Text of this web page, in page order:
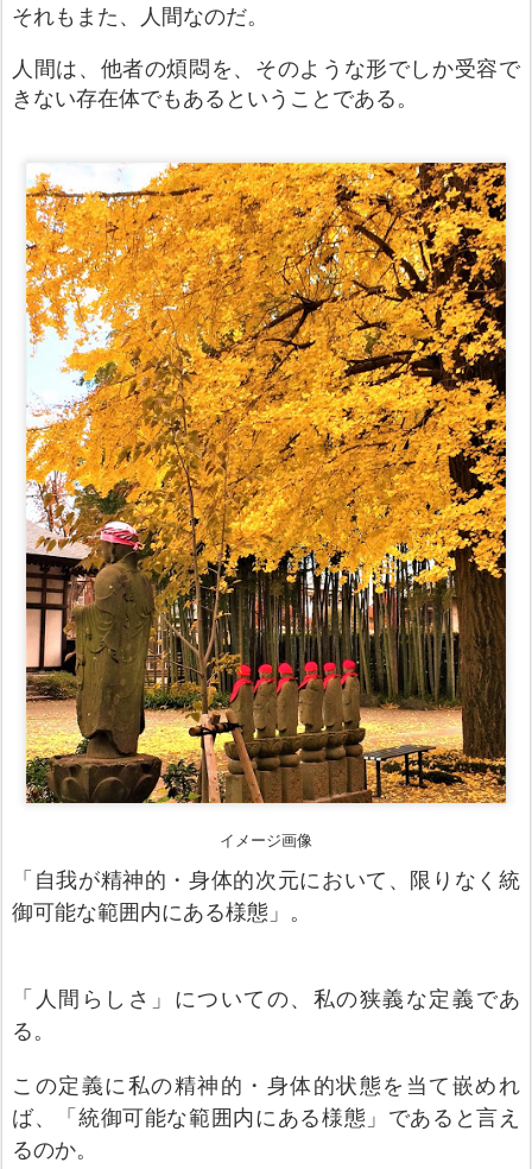
それもまた、人間なのだ。
人間は、他者の煩悶を、そのような形でしか受容で
きない存在体でもあるということである。
イメージ画像
「自我が精神的・身体的次元において、限りなく統
御可能な範囲内にある様態」。
「人間らし さ 」 についての、私の狭義な定義 であ
る。
この定義に私の精神的・身体的状態を当て嵌めれ
ば、「統御可能な範囲内にある様態」である と言え
るのか。